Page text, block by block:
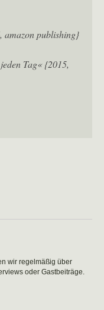
amazon publishing}
Tag« {2015,
wir regelmäßig über
oder Gastbeiträge.